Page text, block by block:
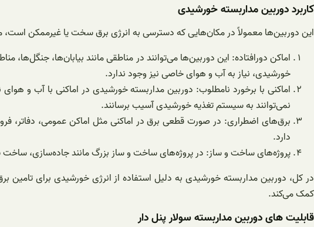
کاربرد دوربین مداربسته خورشیدی
این دوربین‌ها معمولاً در مکان‌هایی که دسترسی به انرژی برق سخت یا غیرممکن است،
اماکن دورافتاده: این دوربین‌ها می‌توانند در مناطقی مانند بیابان‌ها،
خورشیدی، نیاز به آب و هوای خاصی نیز وجود ندارد.
اماکنی با برخورد نامطلوب: دوربین مداربسته خورشیدی در اماکنی با آب و
نمی‌توانند به سیستم تغذیه خورشیدی آسیب برسانند.
برق‌های اضطراری: در صورت قطعی برق در اماکنی مثل اماکن عمومی، دفاتر،
دارد.
پروژه‌های ساخت و ساز: در پروژه‌های ساخت و ساز بزرگ مانند جاده‌سازی، ساخت
در کل، دوربین مداربسته خورشیدی به دلیل استفاده از انرژی خورشیدی برای تامین
کمک می‌کند.
قابلیت های دوربین مداربسته سولار پنل دار